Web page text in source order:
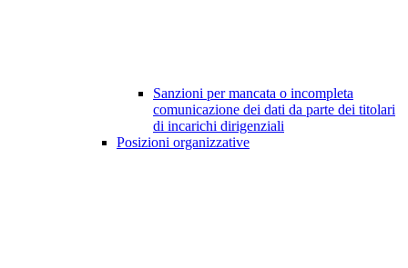
Sanzioni per mancata o incompleta
comunicazione dei dati da parte dei titolari
di incarichi dirigenziali
Posizioni organizzative